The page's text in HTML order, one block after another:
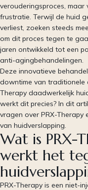
verouderingsproces, maar
frustratie. Terwijl de huid
verliest, zoeken steeds
om dit proces tegen te
jaren ontwikkeld tot een
anti-agingbehandelingen.
Deze innovatieve
downtime van traditionele
Therapy daadwerkelijk
werkt dit precies? In dit
vragen over PRX-Therapy
van huidverslapping.
Wat is PRX-
werkt het
PRX-Therapy is een niet-